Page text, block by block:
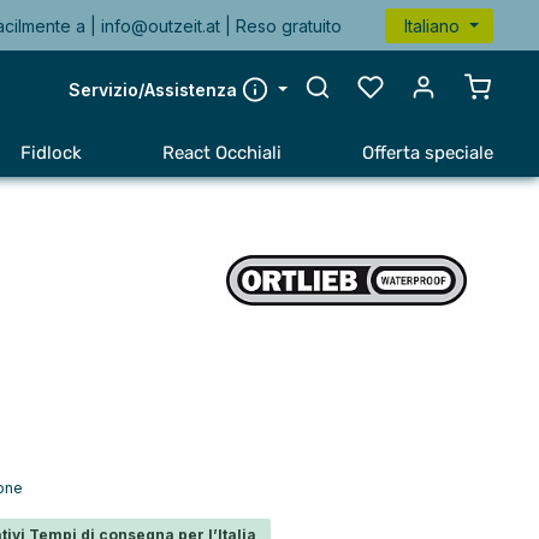
a |info@outzeit.at | Reso gratuito Italiano
Servizio/Assistenza
Il
Fidlock React Occhiali Offerta speciale
Tempi di consegna per l’Italia